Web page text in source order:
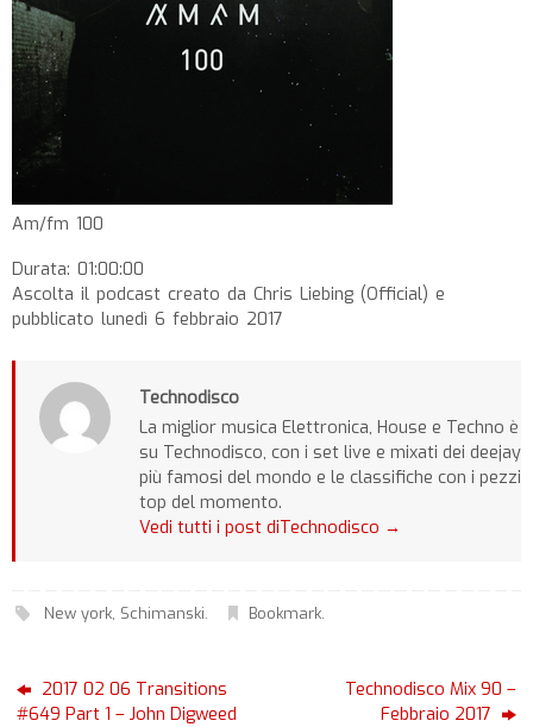
Am/fm 100
Durata: 01:00:00
Ascolta il podcast creato da Chris Liebing (Official) e
pubblicato lunedì 6 febbraio 2017
Technodisco
La miglior musica Elettronica, House e Techno è
su Technodisco, con i set live e mixati dei deejay
più famosi del mondo e le classifiche con i pezzi
top del momento.
Vedi tutti i post diTechnodisco →
New york, Schimanski. Bookmark.
2017 02 06 Transitions
#649 Part 1 – John Digweed
Technodisco Mix 90 –
Febbraio 2017